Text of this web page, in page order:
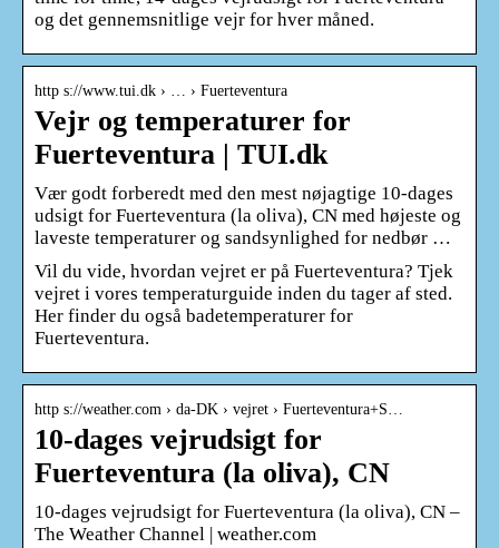
og det gennemsnitlige vejr for hver måned.
http s://www.tui.dk › … › Fuerteventura
Vejr og temperaturer for
Fuerteventura | TUI.dk
Vær godt forberedt med den mest nøjagtige 10-dages
udsigt for Fuerteventura (la oliva), CN med højeste og
laveste temperaturer og sandsynlighed for nedbør …
Vil du vide, hvordan vejret er på Fuerteventura? Tjek
vejret i vores temperaturguide inden du tager af sted.
Her finder du også badetemperaturer for
Fuerteventura.
http s://weather.com › da-DK › vejret › Fuerteventura+S…
10-dages vejrudsigt for
Fuerteventura (la oliva), CN
10-dages vejrudsigt for Fuerteventura (la oliva), CN –
The Weather Channel | weather.com